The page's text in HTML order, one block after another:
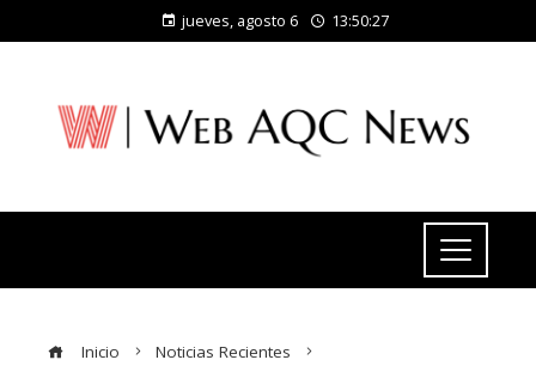
jueves, agosto 6 13:50:27
Inicio
Noticias Recientes